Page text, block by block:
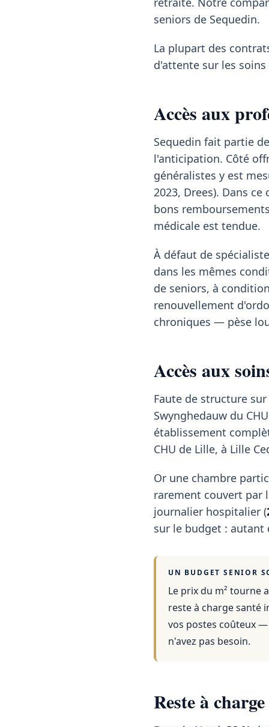
seniors de Sequedin.
La plupart des
d'attente sur les
Accès aux
Sequedin fait partie
l'anticipation. Côté
généralistes y est
2023, Drees). Dans
bons
médicale est tendue.
À défaut de
dans les mêmes
de seniors, à
renouvellement
chroniques — pèse
Accès aux
Faute de structure
Swynghedauw du
établissement
CHU de Lille, à Lille
Or une chambre
rarement couvert par
journalier hospitalier (
sur le budget : autant
UN BUDGET SENIOR
Le prix du m² tourne
reste à charge santé
vos postes coûteux
n'avez pas besoin.
Reste à